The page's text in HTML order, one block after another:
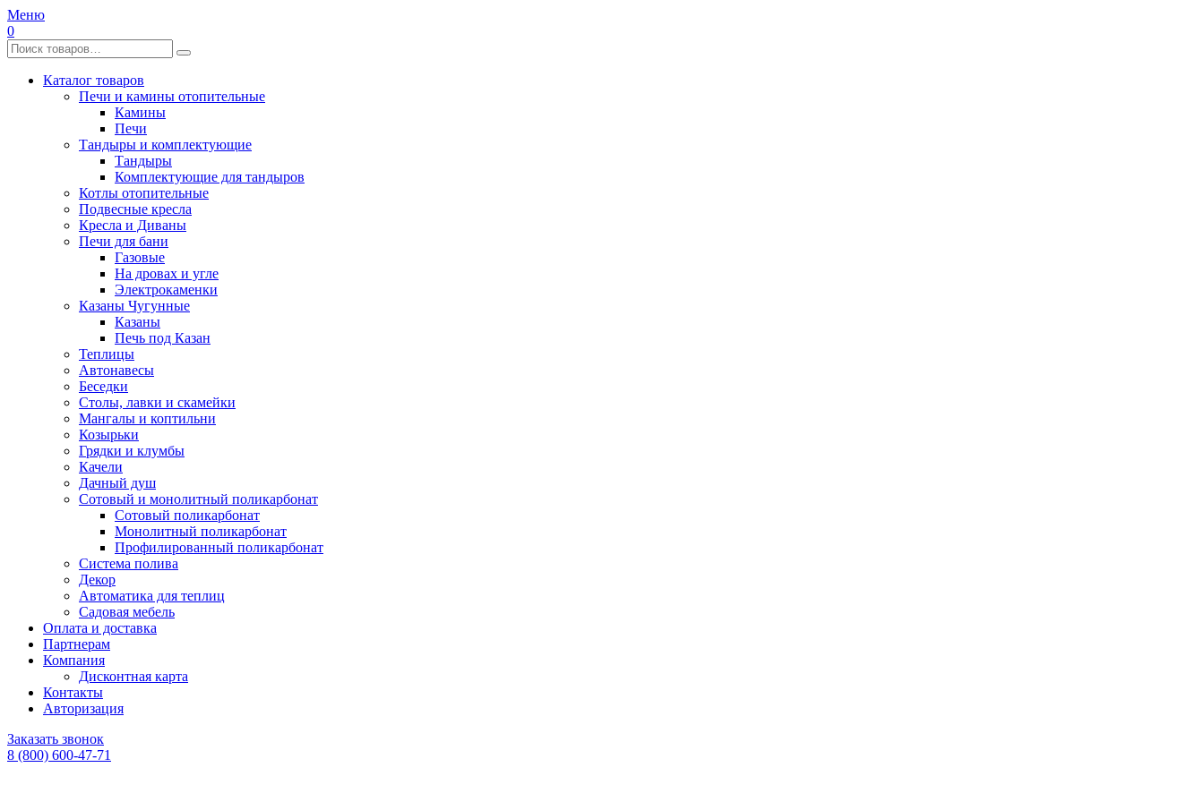
Меню
0
Каталог товаров
Печи и камины отопительные
Камины
Печи
Тандыры и комплектующие
Тандыры
Комплектующие для тандыров
Котлы отопительные
Подвесные кресла
Кресла и Диваны
Печи для бани
Газовые
На дровах и угле
Электрокаменки
Казаны Чугунные
Казаны
Печь под Казан
Теплицы
Автонавесы
Беседки
Столы, лавки и скамейки
Мангалы и коптильни
Козырьки
Грядки и клумбы
Качели
Дачный душ
Сотовый и монолитный поликарбонат
Сотовый поликарбонат
Монолитный поликарбонат
Профилированный поликарбонат
Система полива
Декор
Автоматика для теплиц
Садовая мебель
Оплата и доставка
Партнерам
Компания
Дисконтная карта
Контакты
Авторизация
Заказать звонок
8 (800) 600-47-71